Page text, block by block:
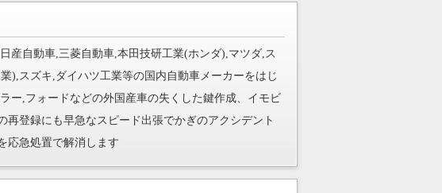
日産自動車,三菱自動車,本田技研工業(ホンダ),マツダ,ス
),スズキ,ダイハツ工業等の国内自動車メーカーをはじ
ー,フォードなどの外国産車の失くした鍵作成、イモビ
再登録にも早急なスピード出張でかぎのアクシデント
応急処置で解消します